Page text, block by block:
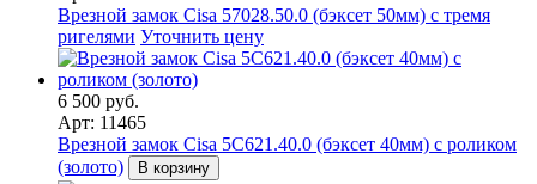
Врезной замок Cisa 57028.50.0 (бэксет 50мм) с тремя
ригелями Уточнить цену
6 500 руб.
Арт: 11465
Врезной замок Cisa 5С621.40.0 (бэксет 40мм) с роликом
(золото)
В корзину